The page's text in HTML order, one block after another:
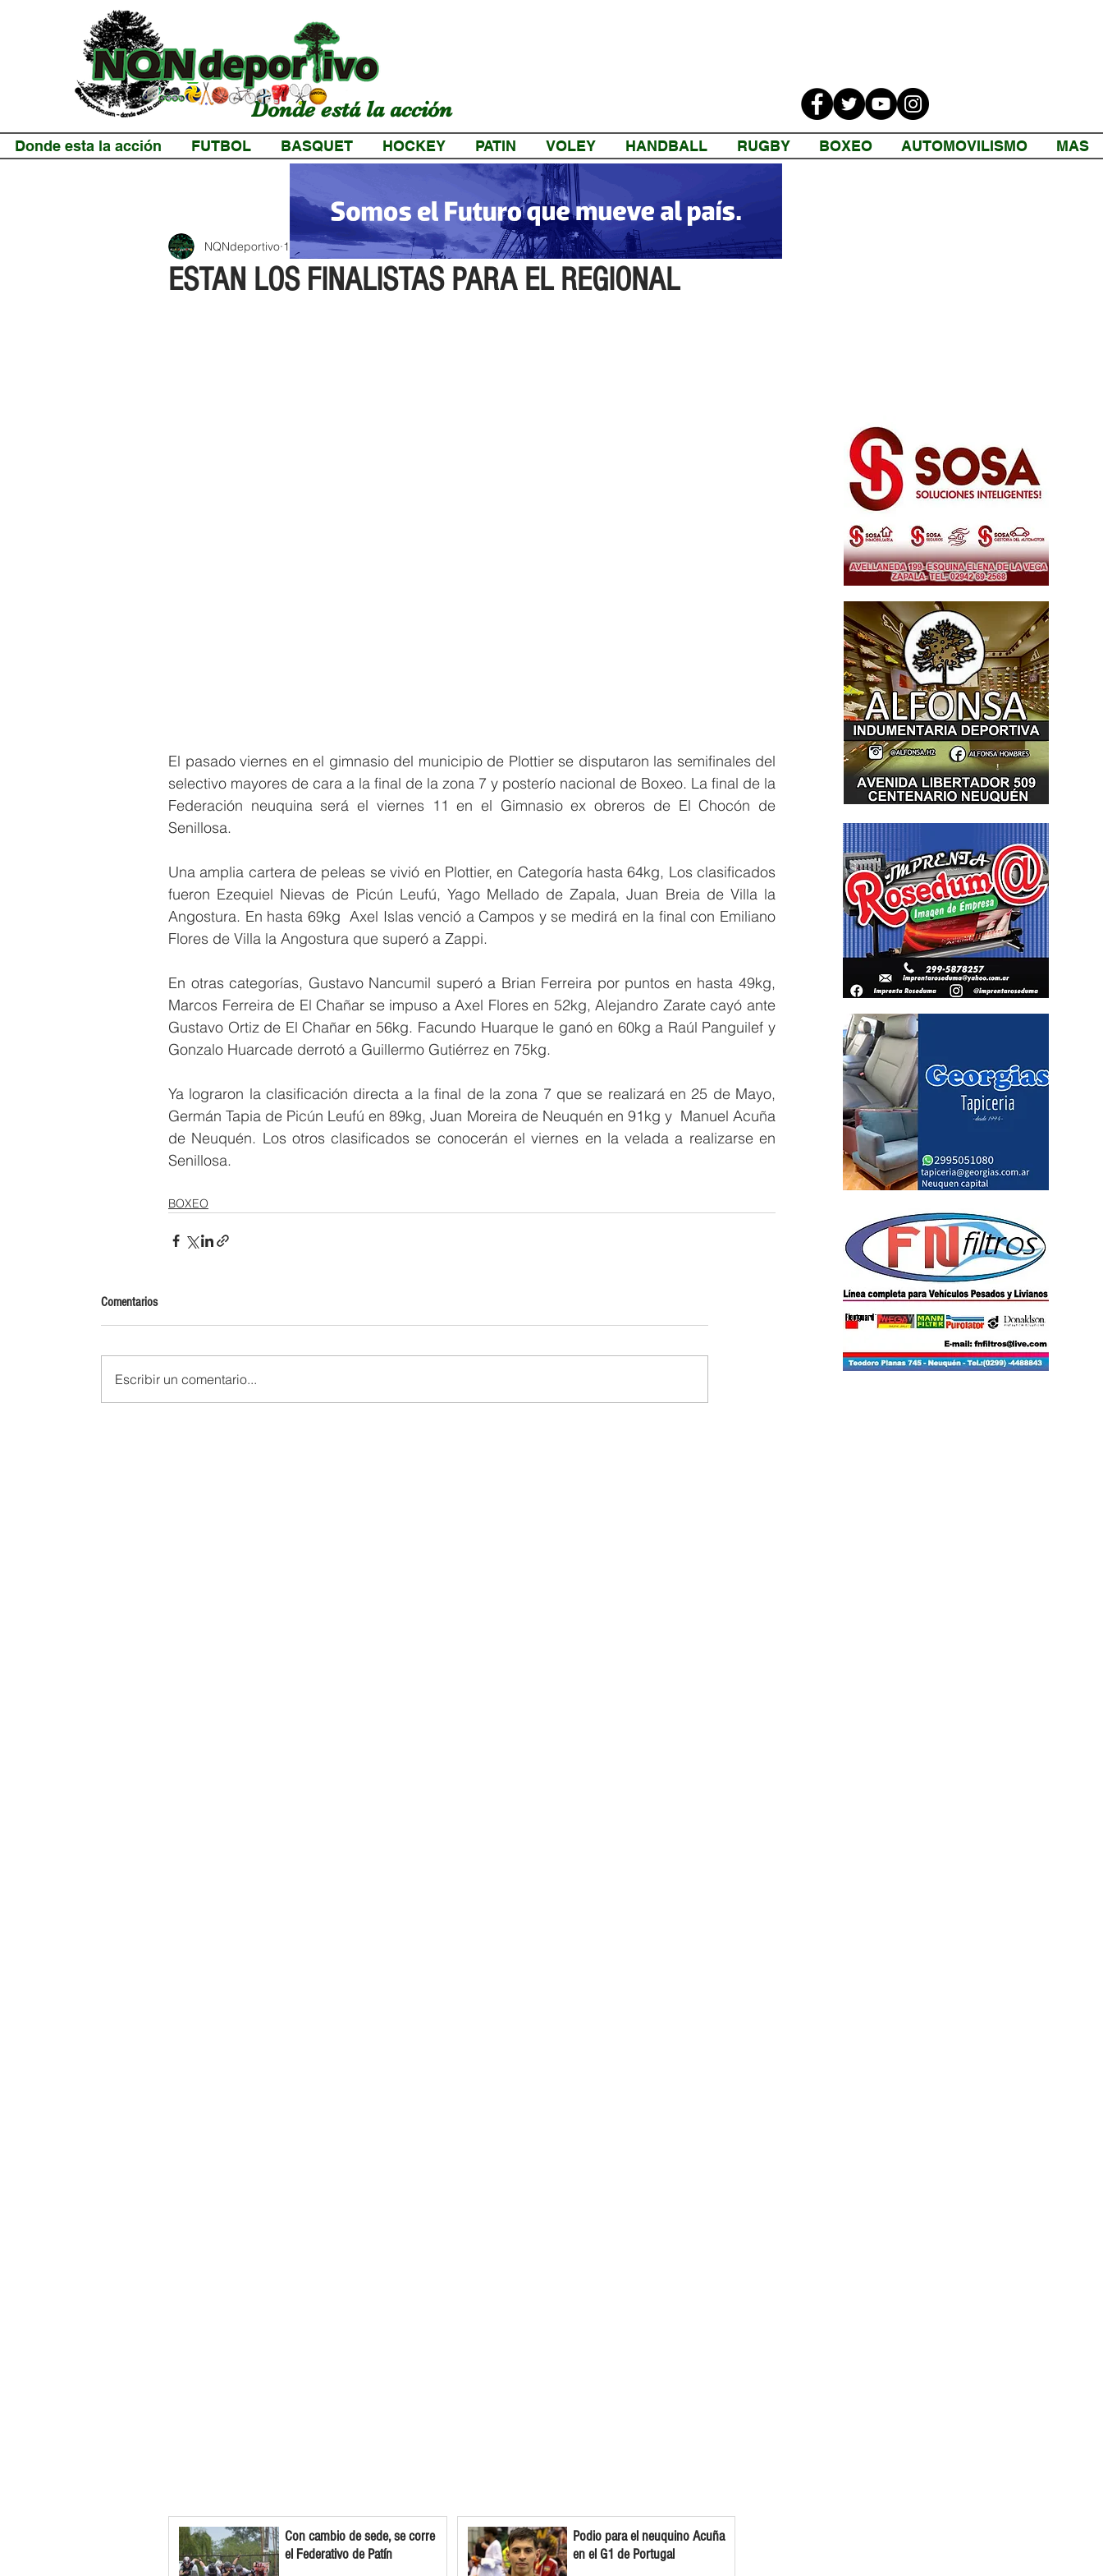
Donde está la acción
Donde esta la acción FUTBOL BASQUET HOCKEY PATIN VOLEY HANDBALL RUGBY BOXEO AUTOMOVILISMO MAS
ESTAN LOS FINALISTAS PARA EL REGIONAL
NQNdeportivo 1 min de lectura
El pasado viernes en el gimnasio del municipio de Plottier se disputaron las semifinales del
selectivo mayores de cara a la final de la zona 7 y posterío nacional de Boxeo. La final de la
Federación neuquina será el viernes 11 en el Gimnasio ex obreros de El Chocón de
Senillosa.
Una amplia cartera de peleas se vivió en Plottier, en Categoría hasta 64kg, Los clasificados
fueron Ezequiel Nievas de Picún Leufú, Yago Mellado de Zapala, Juan Breia de Villa la
Angostura. En hasta 69kg  Axel Islas venció a Campos y se medirá en la final con Emiliano
Flores de Villa la Angostura que superó a Zappi.
En otras categorías, Gustavo Nancumil superó a Brian Ferreira por puntos en hasta 49kg,
Marcos Ferreira de El Chañar se impuso a Axel Flores en 52kg, Alejandro Zarate cayó ante
Gustavo Ortiz de El Chañar en 56kg. Facundo Huarque le ganó en 60kg a Raúl Panguilef y
Gonzalo Huarcade derrotó a Guillermo Gutiérrez en 75kg.
Ya lograron la clasificación directa a la final de la zona 7 que se realizará en 25 de Mayo,
Germán Tapia de Picún Leufú en 89kg, Juan Moreira de Neuquén en 91kg y  Manuel Acuña
de Neuquén. Los otros clasificados se conocerán el viernes en la velada a realizarse en
Senillosa.
BOXEO
Comentarios
Escribir un comentario...
Con cambio de sede, se corre
el Federativo de Patín
Podio para el neuquino Acuña
en el G1 de Portugal